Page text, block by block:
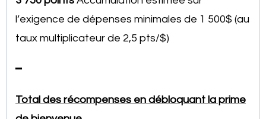
l’exigence de dépenses minimales de 1 500$ (au
taux multiplicateur de 2,5 pts/$)
━
Total des récompenses en débloquant la prime